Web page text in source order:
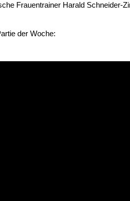
Frauentrainer Harald Schneider-
der Woche: